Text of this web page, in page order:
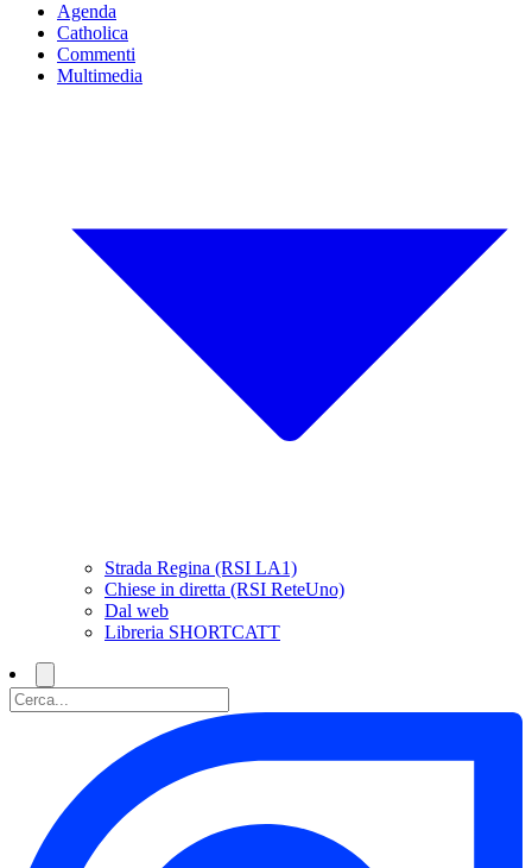
Agenda
Catholica
Commenti
Multimedia
Strada Regina (RSI LA1)
Chiese in diretta (RSI ReteUno)
Dal web
Libreria SHORTCATT